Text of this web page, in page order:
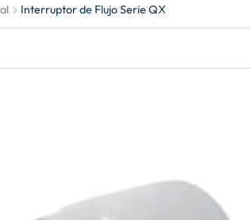
Interruptor de Flujo Serie QX